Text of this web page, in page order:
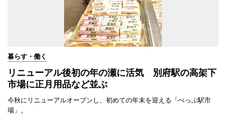
暮らす・働く
リニューアル後初の年の瀬に活気 別府駅の高架下
市場に正月用品など並ぶ
今秋にリニューアルオープンし、初めての年末を迎える「べっぷ駅市
場」。